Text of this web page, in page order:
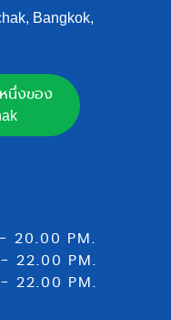
Bangkok,
หนึ่งของ
PM.
PM.
PM.